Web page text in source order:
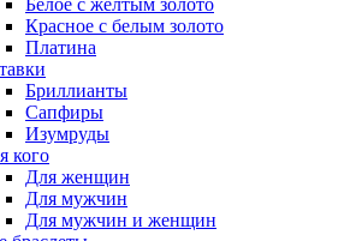
Белое с желтым золото
Красное с белым золото
Платина
Бриллианты
Сапфиры
Изумруды
кого
Для женщин
Для мужчин
Для мужчин и женщин